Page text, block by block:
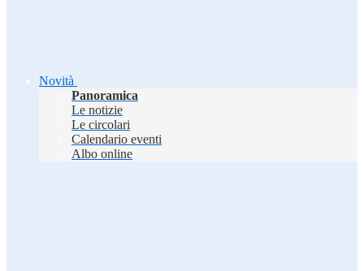
Novità
Panoramica
Le notizie
Le circolari
Calendario eventi
Albo online